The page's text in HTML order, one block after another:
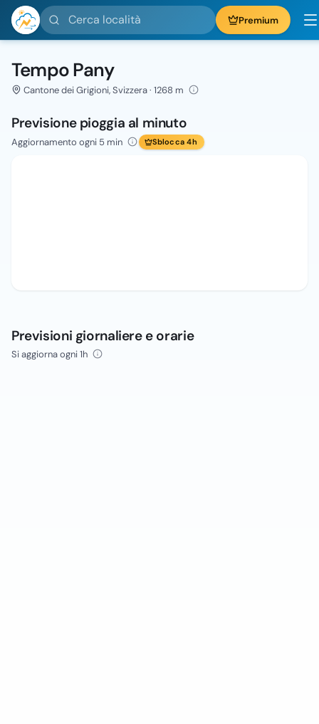
Cerca località Premium
Tempo Pany
Cantone dei Grigioni, Svizzera · 1268 m
Previsione pioggia al minuto
Aggiornamento ogni 5 min Sblocca 4h
Previsioni giornaliere e orarie
Si aggiorna ogni 1h